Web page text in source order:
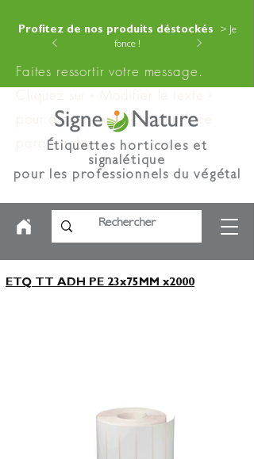
Profitez de nos produits déstockés
> Je
fonce !
Faites ressortir votre message.
Cliquez sur « Modifier le texte »
pour ajouter votre contenu à ce
paragraphe.
Étiquettes horticoles et
signalétique
pour les professionnels du végétal
ETQ TT ADH PE 23x75MM x2000